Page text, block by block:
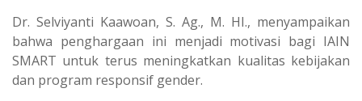
Dr. Selviyanti Kaawoan, S. Ag., M. HI., menyampaikan
bahwa penghargaan ini menjadi motivasi bagi IAIN
SMART untuk terus meningkatkan kualitas kebijakan
dan program responsif gender.